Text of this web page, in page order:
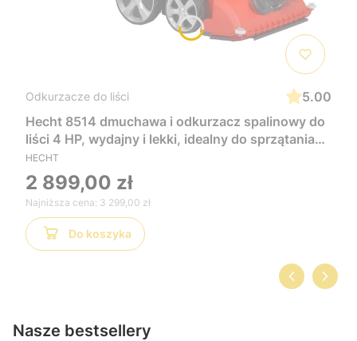
Odkurzacze do liści
5.00
Hecht 8514 dmuchawa i odkurzacz spalinowy do
liści 4 HP, wydajny i lekki, idealny do sprzątania
ogrodu, liści i odpadów zielonych, łatwy w
obsłudze
HECHT
2 899,00 zł
Najniższa cena: 3 299,00 zł
Do koszyka
Nasze bestsellery